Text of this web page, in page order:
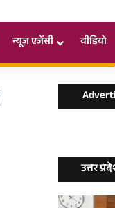
न्यूज़ एजेंसी वीडियो
उत्तर